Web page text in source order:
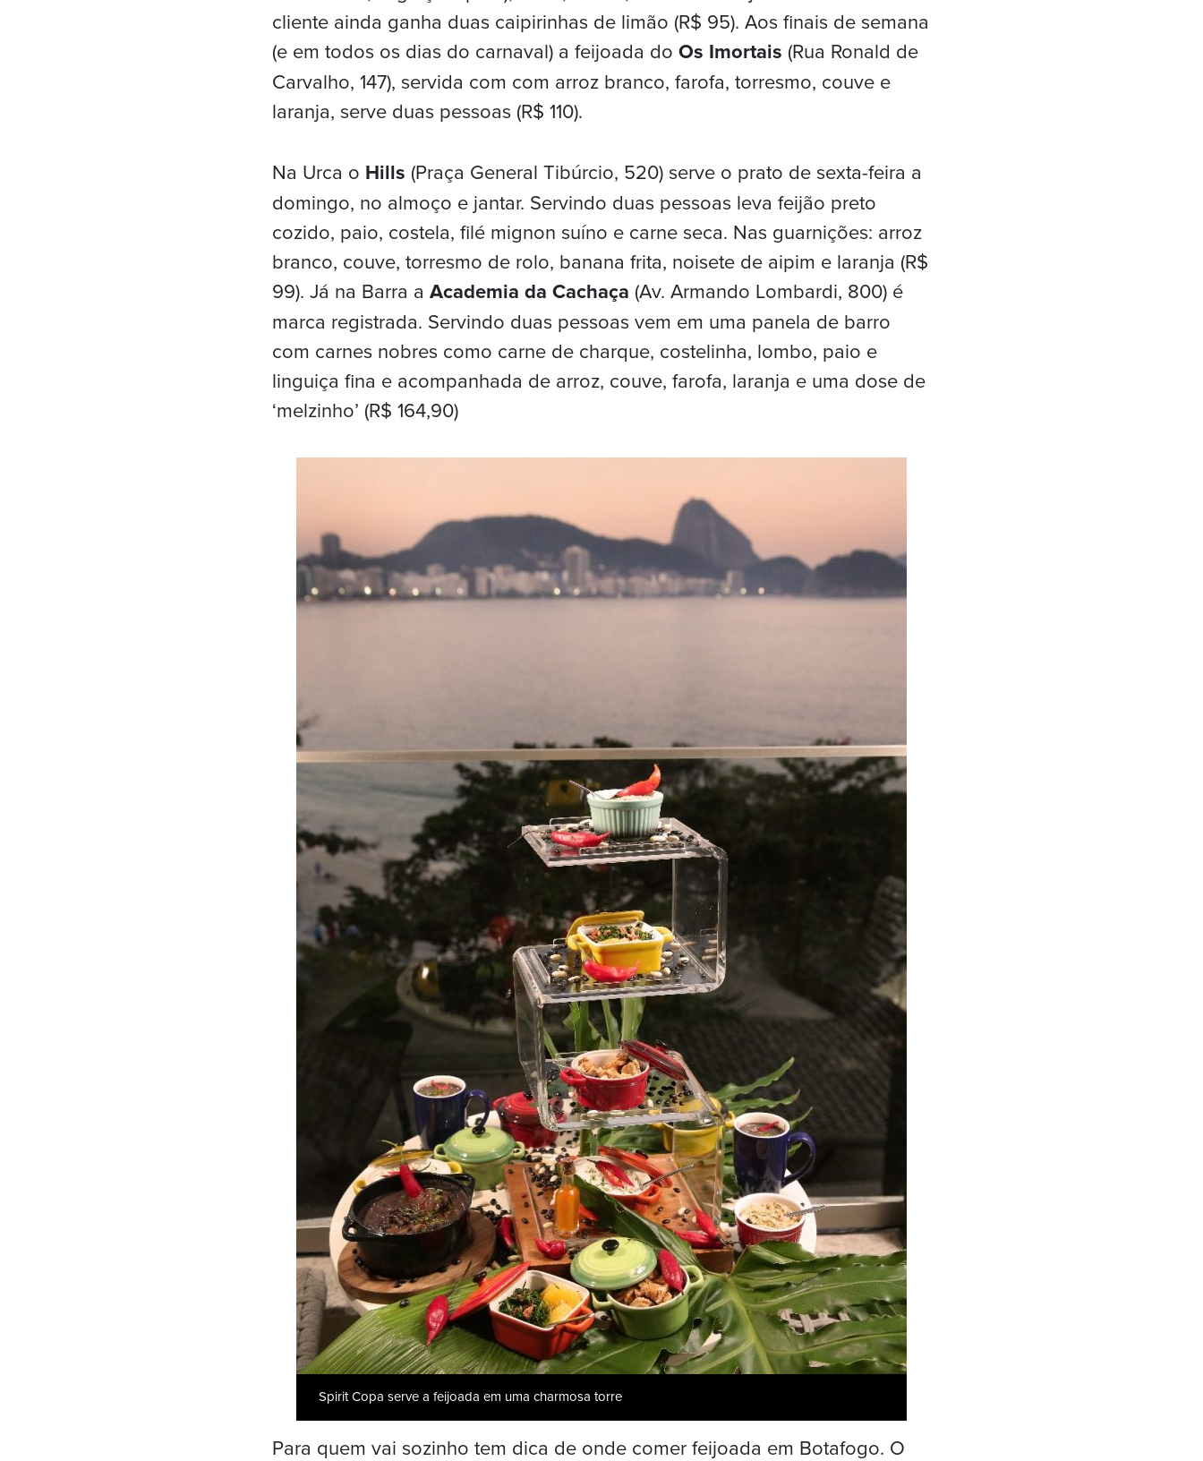
cliente ainda ganha duas caipirinhas de limão (R$ 95). Aos finais de semana
(e em todos os dias do carnaval) a feijoada do Os Imortais (Rua Ronald de
Carvalho, 147), servida com com arroz branco, farofa, torresmo, couve e
laranja, serve duas pessoas (R$ 110).
Na Urca o Hills (Praça General Tibúrcio, 520) serve o prato de sexta-feira a
domingo, no almoço e jantar. Servindo duas pessoas leva feijão preto
cozido, paio, costela, filé mignon suíno e carne seca. Nas guarnições: arroz
branco, couve, torresmo de rolo, banana frita, noisete de aipim e laranja (R$
99). Já na Barra a Academia da Cachaça (Av. Armando Lombardi, 800) é
marca registrada. Servindo duas pessoas vem em uma panela de barro
com carnes nobres como carne de charque, costelinha, lombo, paio e
linguiça fina e acompanhada de arroz, couve, farofa, laranja e uma dose de
‘melzinho’ (R$ 164,90)
Spirit Copa serve a feijoada em uma charmosa torre
Para quem vai sozinho tem dica de onde comer feijoada em Botafogo. O